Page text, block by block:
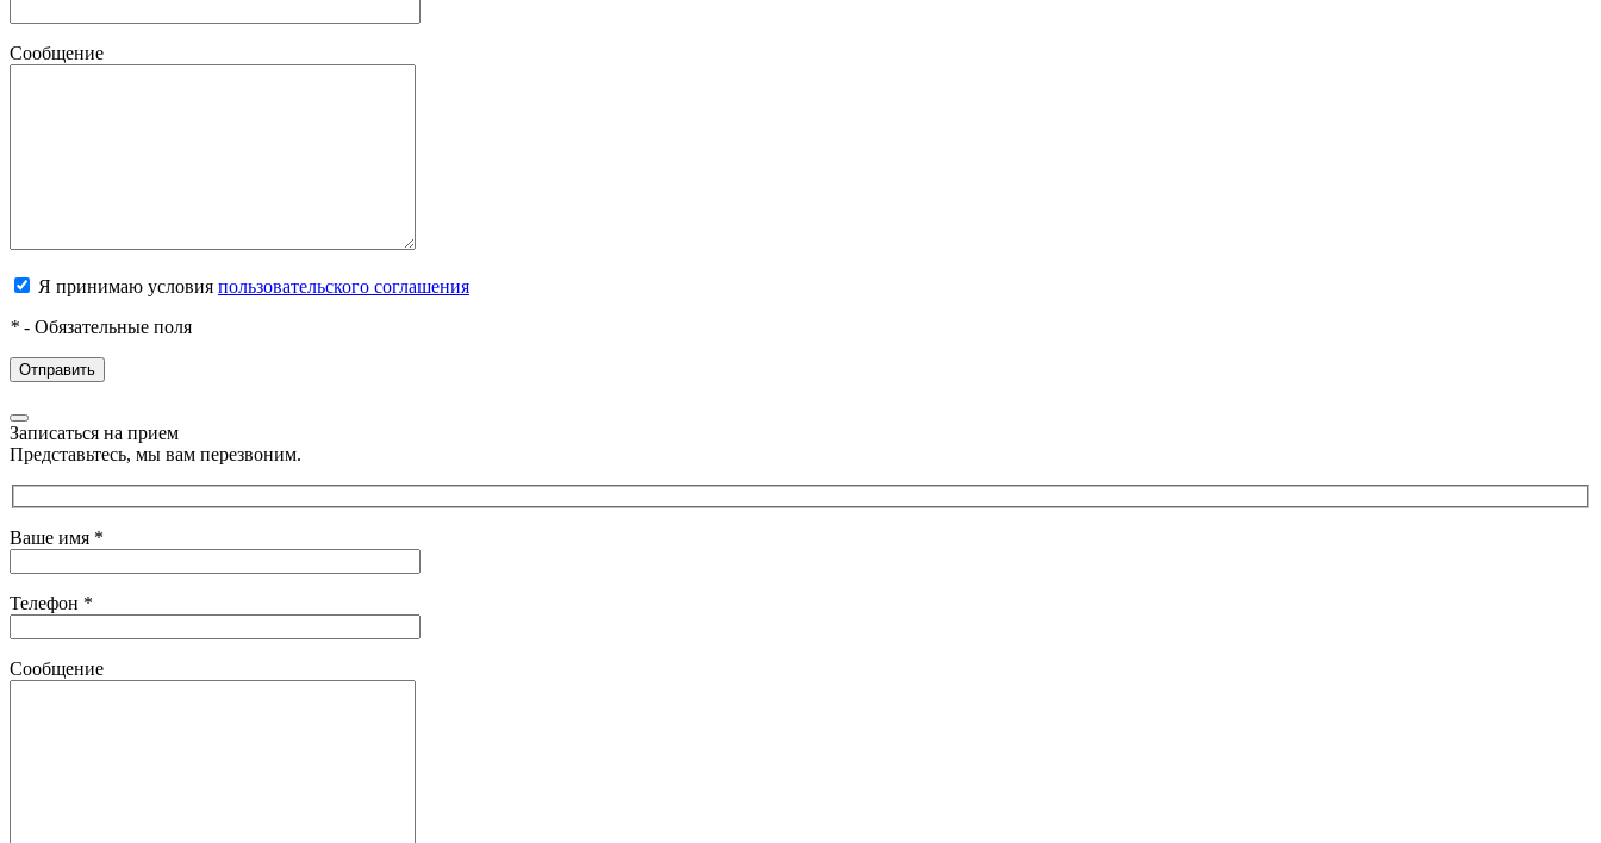
Сообщение
Я принимаю условия пользовательского соглашения
* - Обязательные поля
Записаться на прием
Представьтесь, мы вам перезвоним.
Ваше имя *
Телефон *
Сообщение